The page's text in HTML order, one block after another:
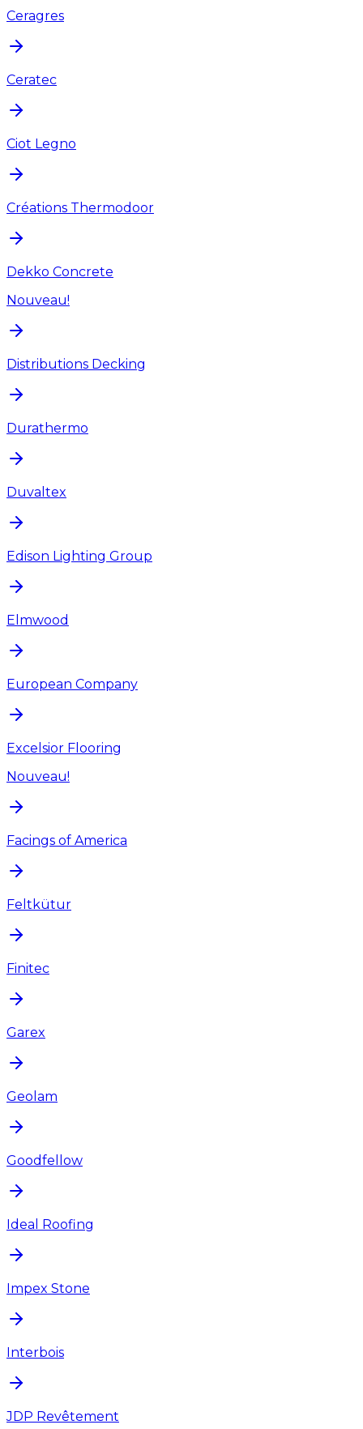
Ceragres
Ceratec
Ciot Legno
Créations Thermodoor
Dekko Concrete
Nouveau!
Distributions Decking
Durathermo
Duvaltex
Edison Lighting Group
Elmwood
European Company
Excelsior Flooring
Nouveau!
Facings of America
Feltkütur
Finitec
Garex
Geolam
Goodfellow
Ideal Roofing
Impex Stone
Interbois
JDP Revêtement